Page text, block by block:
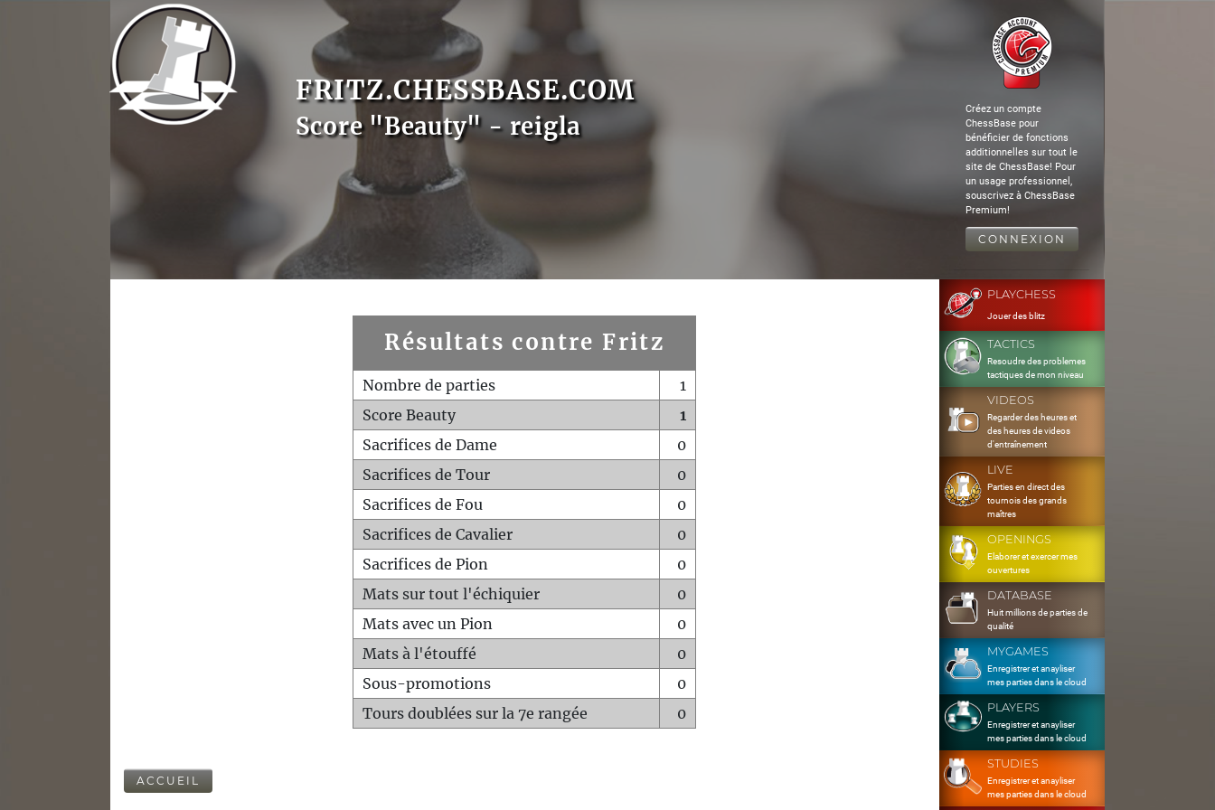
FRITZ.CHESSBASE.COM
Score "Beauty" - reigla
Créez un compte
ChessBase pour
bénéficier de fonctions
additionnelles sur tout le
site de ChessBase! Pour
un usage professionnel,
souscrivez à ChessBase
Premium!
CONNEXION
Résultats contre Fritz
Nombre de parties
1
Score Beauty
1
Sacrifices de Dame
0
Sacrifices de Tour
0
Sacrifices de Fou
0
Sacrifices de Cavalier
0
Sacrifices de Pion
0
Mats sur tout l'échiquier
0
Mats avec un Pion
0
Mats à l'étouffé
0
Sous-promotions
0
Tours doublées sur la 7e rangée
0
ACCUEIL
PLAYCHESS
Jouer des blitz
TACTICS
Resoudre des problemes
tactiques de mon niveau
VIDEOS
Regarder des heures et
des heures de videos
d'entraînement
LIVE
Parties en direct des
tournois des grands
maîtres
OPENINGS
Elaborer et exercer mes
ouvertures
DATABASE
Huit millions de parties de
qualité
MYGAMES
Enregistrer et anayliser
mes parties dans le cloud
PLAYERS
Enregistrer et anayliser
mes parties dans le cloud
STUDIES
Enregistrer et anayliser
mes parties dans le cloud